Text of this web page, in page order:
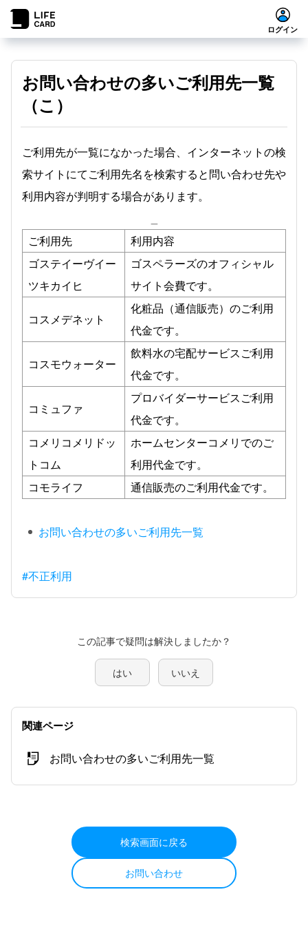
ログイン
お問い合わせの多いご利用先一覧
（こ）
ご利用先が一覧になかった場合、インターネットの検
索サイトにてご利用先名を検索すると問い合わせ先や
利用内容が判明する場合があります。
ご利用先
利用内容
ゴステイーヴイー
ツキカイヒ
ゴスペラーズのオフィシャル
サイト会費です。
コスメデネット
化粧品（通信販売）のご利用
代金です。
コスモウォーター
飲料水の宅配サービスご利用
代金です。
コミュファ
プロバイダーサービスご利用
代金です。
コメリコメリドッ
トコム
ホームセンターコメリでのご
利用代金です。
コモライフ
通信販売のご利用代金です。
お問い合わせの多いご利用先一覧
#不正利用
この記事で疑問は解決しましたか？
はい いいえ
関連ページ
お問い合わせの多いご利用先一覧
検索画面に戻る
お問い合わせ